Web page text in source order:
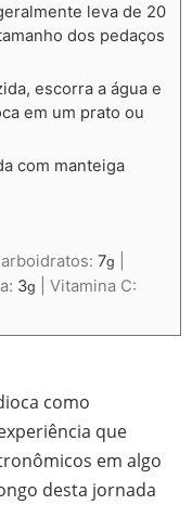
leva de 20
dos pedaços
escorra a água e
em um prato ou
com manteiga
7g
3g
Vitamina C:
como
que
em algo
desta jornada